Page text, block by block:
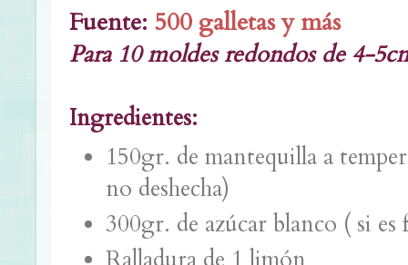
Fuente: 500 galletas y más
Para 10 moldes redondos de 4-
Ingredientes:
150gr. de mantequilla a
no deshecha)
300gr. de azúcar blanco ( si